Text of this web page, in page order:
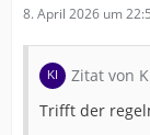
8. April 2026 um
Zitat von
Trifft der